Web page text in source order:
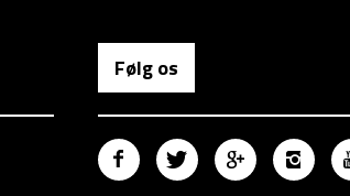
Følg os